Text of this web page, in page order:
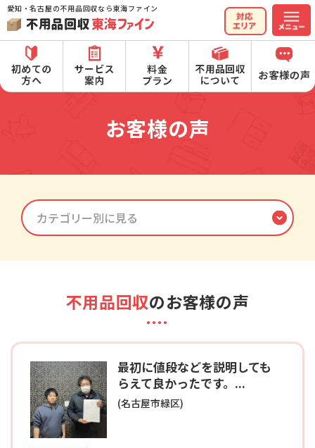
愛知・名古屋の不用品回収なら東海ファイン
お客様の声
不用品回収のお客様の声
最初に値段などを説明しても
らえて良かったです。...
(名古屋市緑区)